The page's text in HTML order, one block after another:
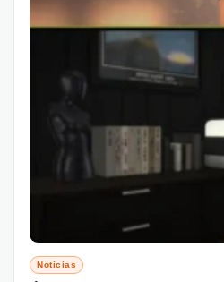
Noticias